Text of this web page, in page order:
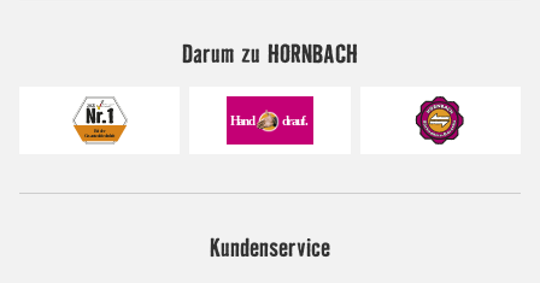
Darum zu HORNBACH
Kundenservice